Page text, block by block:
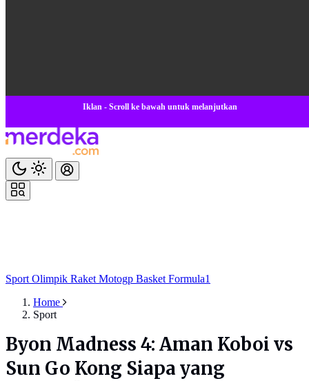
Iklan - Scroll ke bawah untuk melanjutkan
Sport Olimpik Raket Motogp Basket Formula1
Home
Sport
Byon Madness 4: Aman Koboi vs
Sun Go Kong Siapa yang